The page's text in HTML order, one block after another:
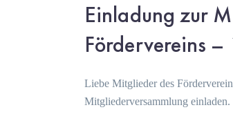
Einladung zur
Fördervereins
Liebe Mitglieder des
Mitgliederversammlung einladen.